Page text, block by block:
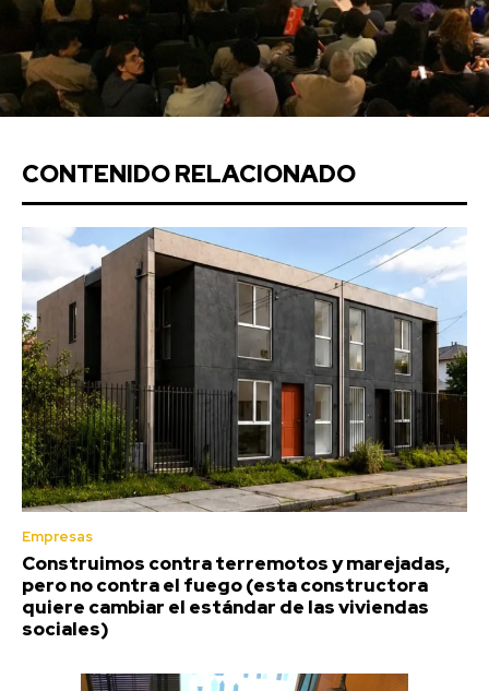
CONTENIDO RELACIONADO
Empresas
Construimos contra terremotos y marejadas,
pero no contra el fuego (esta constructora
quiere cambiar el estándar de las viviendas
sociales)